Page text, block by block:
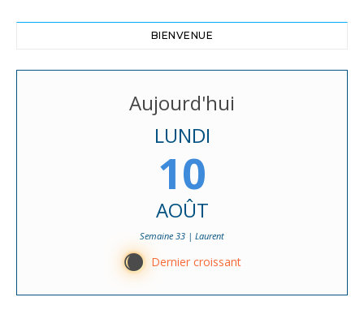
BIENVENUE
Aujourd'hui
LUNDI
10
AOÛT
Semaine 33 | Laurent
X Dernier croissant